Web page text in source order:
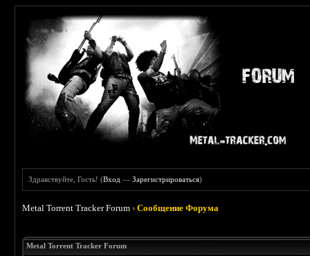
Здравствуйте, Гость! (Вход —Зарегистрироваться)
Metal Torrent Tracker Forum ›Сообщение Форума
Metal Torrent Tracker Forum